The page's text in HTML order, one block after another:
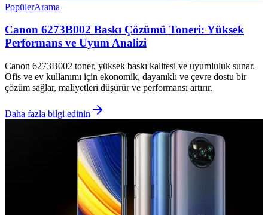
PopülerArama
Canon 6273B002 Baskı Çözümü Toneri: Yüksek
Performans ve Uyum Analizi
Canon 6273B002 toner, yüksek baskı kalitesi ve uyumluluk sunar.
Ofis ve ev kullanımı için ekonomik, dayanıklı ve çevre dostu bir
çözüm sağlar, maliyetleri düşürür ve performansı artırır.
Daha fazla bilgi edinin